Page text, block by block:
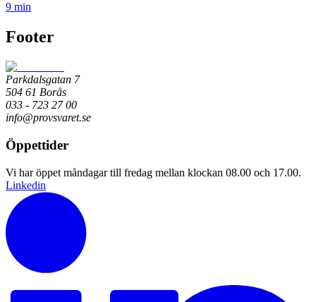
9 min
Footer
Parkdalsgatan 7
504 61 Borås
033 - 723 27 00
info@provsvaret.se
Öppettider
Vi har öppet måndagar till fredag mellan klockan 08.00 och 17.00.
Linkedin